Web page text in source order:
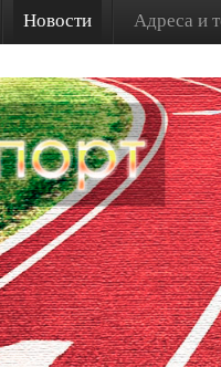
Новости Адреса и